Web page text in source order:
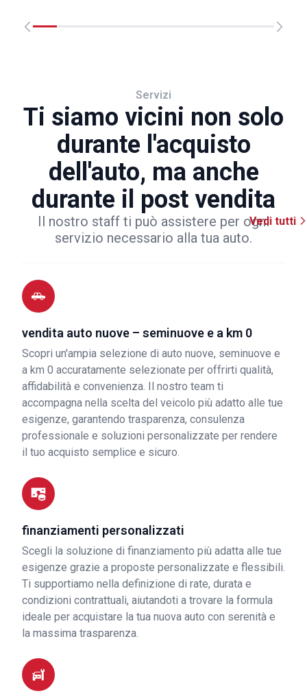
Servizi
Ti siamo vicini non solo
durante l'acquisto
dell'auto, ma anche
durante il post vendita
Il nostro staff ti può assistere per ogni
servizio necessario alla tua auto.
Vedi tutti
vendita auto nuove – seminuove e a km 0
Scopri un'ampia selezione di auto nuove, seminuove e
a km 0 accuratamente selezionate per offrirti qualità,
affidabilità e convenienza. Il nostro team ti
accompagna nella scelta del veicolo più adatto alle tue
esigenze, garantendo trasparenza, consulenza
professionale e soluzioni personalizzate per rendere
il tuo acquisto semplice e sicuro.
finanziamenti personalizzati
Scegli la soluzione di finanziamento più adatta alle tue
esigenze grazie a proposte personalizzate e flessibili.
Ti supportiamo nella definizione di rate, durata e
condizioni contrattuali, aiutandoti a trovare la formula
ideale per acquistare la tua nuova auto con serenità e
la massima trasparenza.